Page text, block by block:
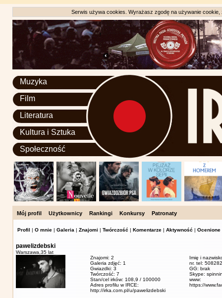
Serwis używa cookies. Wyrażasz zgodę na używanie
Muzyka
Film
Literatura
Kultura i Sztuka
Społeczność
Mój profil Użytkownicy Rankingi Konkursy Patronaty
Profil | O mnie | Galeria | Znajomi | Twórczość | Komentarze | Aktywność | Ocenione
pawelizdebski
Warszawa, 35 lat
Znajomi: 2
Galeria zdjęć: 1
Gwiazdki: 3
Twórczość: 7
Stan/cel irków: 108,9 / 100000
Adres profilu w IRCE:
http://irka.com.pl/u/pawelizdebski
Imię i
nr. tel:
GG: brak
Skype:
www:
https://